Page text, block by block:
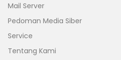
Mail Server
Pedoman Media Siber
Service
Tentang Kami